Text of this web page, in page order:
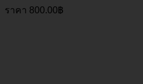
ราคา 800.00฿